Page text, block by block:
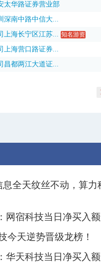
20.00% 8.30亿
26.44 13.48%
69.41 -18.34%
42.74 13.25% 1.11亿
13.49 10.03% 5142.07万
太华路证券营业部
深南中路中信大...
上海长宁区江苏... 知名游资
上海营口路证券...
昌都两江大道证...
息全天纹丝不动，算
网宿科技当日净买入
今天逆势晋级龙榜！
华天科技当日净买入